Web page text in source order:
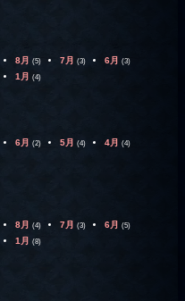
8月 (5) 7月 (3) 6月 (3)
1月 (4)
6月 (2) 5月 (4) 4月 (4)
8月 (4) 7月 (3) 6月 (5)
1月 (8)